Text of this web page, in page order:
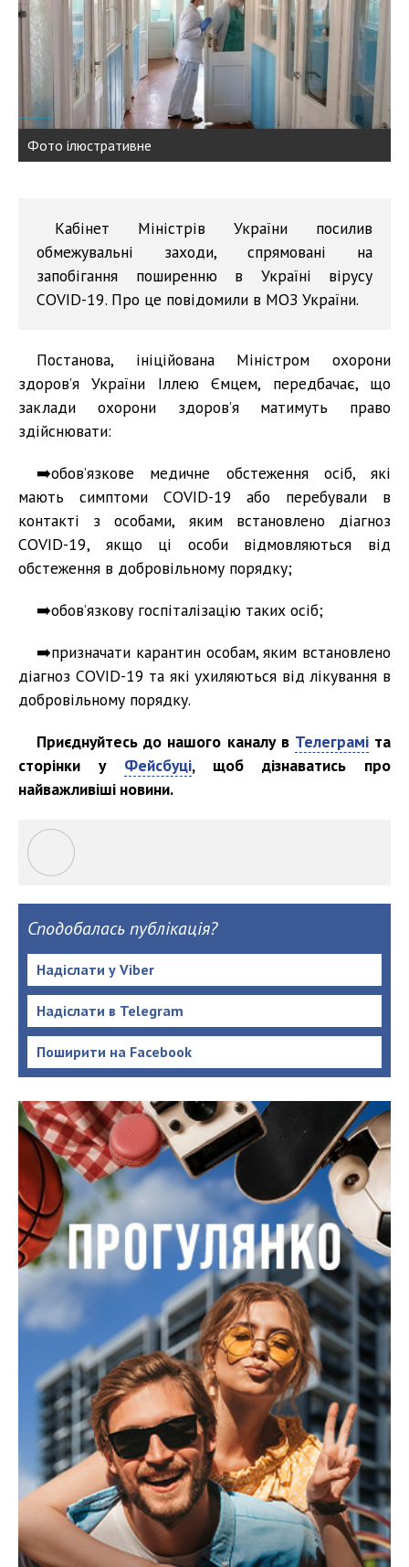
Фото ілюстративне
Кабінет Міністрів України посилив
обмежувальні заходи, спрямовані на
запобігання поширенню в Україні вірусу
COVID-19. Про це повідомили в МОЗ України.
Постанова, ініційована Міністром охорони
здоров’я України Іллею Ємцем, передбачає, що
заклади охорони здоров’я матимуть право
здійснювати:
➡️обов’язкове медичне обстеження осіб, які
мають симптоми COVID-19 або перебували в
контакті з особами, яким встановлено діагноз
COVID-19, якщо ці особи відмовляються від
обстеження в добровільному порядку;
➡️обов’язкову госпіталізацію таких осіб;
➡️призначати карантин особам, яким встановлено
діагноз COVID-19 та які ухиляються від лікування в
добровільному порядку.
Приєднуйтесь до нашого каналу в Телеграміта
сторінки у Фейсбуці, щоб дізнаватись про
найважливіші новини.
Сподобалась публікація?
Надіслати у Viber
Надіслати в Telegram
Поширити на Facebook